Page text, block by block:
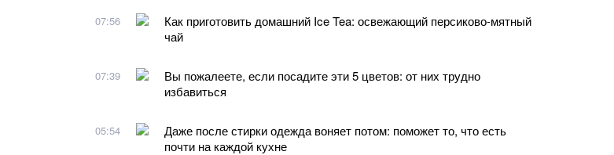
07:56
Как приготовить домашний Ice Tea: освежающий персиково-мятный
чай
07:39
Вы пожалеете, если посадите эти 5 цветов: от них трудно
избавиться
05:54
Даже после стирки одежда воняет потом: поможет то, что есть
почти на каждой кухне